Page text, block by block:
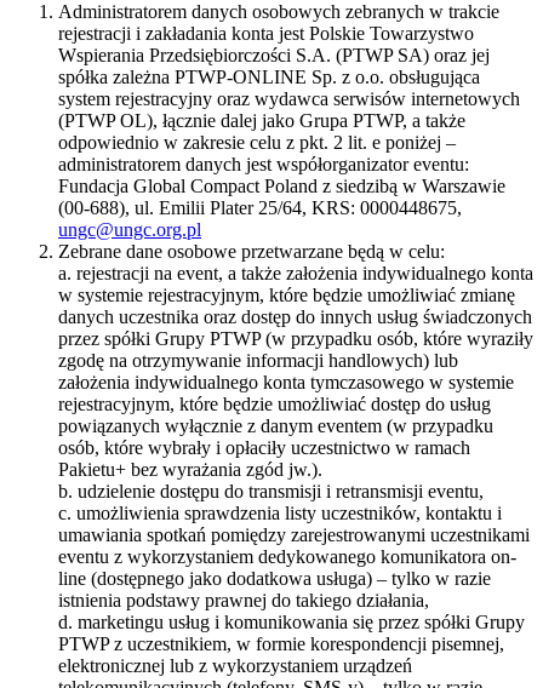
Administratorem danych osobowych zebranych w trakcie
rejestracji i zakładania konta jest Polskie Towarzystwo
Wspierania Przedsiębiorczości S.A. (PTWP SA) oraz jej
spółka zależna PTWP-ONLINE Sp. z o.o. obsługująca
system rejestracyjny oraz wydawca serwisów internetowych
(PTWP OL), łącznie dalej jako Grupa PTWP, a także
odpowiednio w zakresie celu z pkt. 2 lit. e poniżej –
administratorem danych jest współorganizator eventu:
Fundacja Global Compact Poland z siedzibą w Warszawie
(00-688), ul. Emilii Plater 25/64, KRS: 0000448675,
ungc@ungc.org.pl
Zebrane dane osobowe przetwarzane będą w celu:
a. rejestracji na event, a także założenia indywidualnego konta
w systemie rejestracyjnym, które będzie umożliwiać zmianę
danych uczestnika oraz dostęp do innych usług świadczonych
przez spółki Grupy PTWP (w przypadku osób, które wyraziły
zgodę na otrzymywanie informacji handlowych) lub
założenia indywidualnego konta tymczasowego w systemie
rejestracyjnym, które będzie umożliwiać dostęp do usług
powiązanych wyłącznie z danym eventem (w przypadku
osób, które wybrały i opłaciły uczestnictwo w ramach
Pakietu+ bez wyrażania zgód jw.).
b. udzielenie dostępu do transmisji i retransmisji eventu,
c. umożliwienia sprawdzenia listy uczestników, kontaktu i
umawiania spotkań pomiędzy zarejestrowanymi uczestnikami
eventu z wykorzystaniem dedykowanego komunikatora on-
line (dostępnego jako dodatkowa usługa) – tylko w razie
istnienia podstawy prawnej do takiego działania,
d. marketingu usług i komunikowania się przez spółki Grupy
PTWP z uczestnikiem, w formie korespondencji pisemnej,
elektronicznej lub z wykorzystaniem urządzeń